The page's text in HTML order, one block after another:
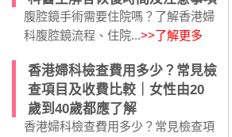
腹腔鏡手術需要住院嗎？了解香港婦
科腹腔鏡流程、住院...>>了解更多
香港婦科檢查費用多少？常見檢
查項目及收費比較｜女性由20
歲到40歲都應了解
香港婦科檢查費用多少？常見檢查項